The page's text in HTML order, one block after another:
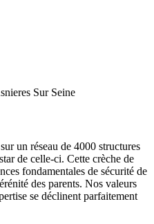
Sur Seine
un réseau de 4000 structures
de celle-ci. Cette crèche de
fondamentales de sécurité de
des parents. Nos valeurs
se déclinent parfaitement